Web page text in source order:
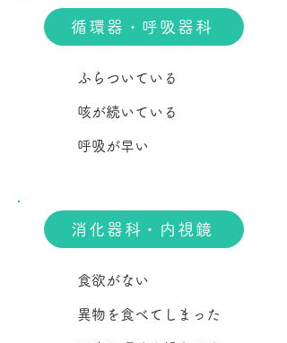
循環器・呼吸器科
ふらついている
咳が続いている
呼吸が早い
消化器科・内視鏡
食欲がない
異物を食べてしまった